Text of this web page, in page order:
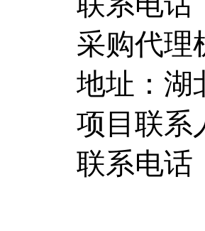
采购代理
地址：湖
项目联系
联系电话